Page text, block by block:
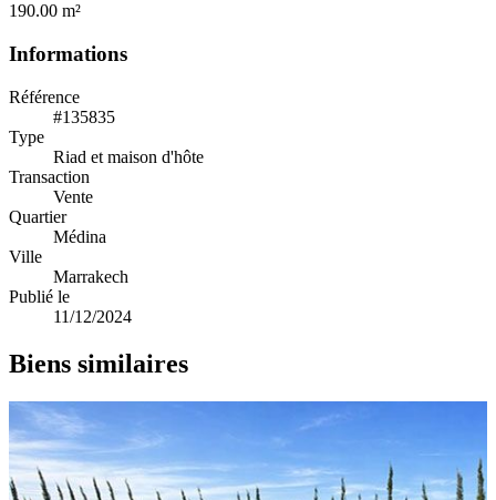
190.00 m²
Informations
Référence
#135835
Type
Riad et maison d'hôte
Transaction
Vente
Quartier
Médina
Ville
Marrakech
Publié le
11/12/2024
Biens similaires